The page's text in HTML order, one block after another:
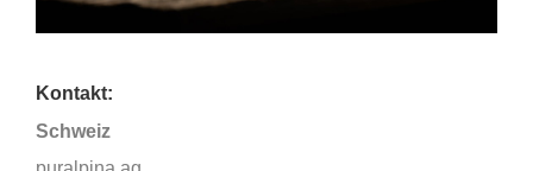
Kontakt:
Schweiz